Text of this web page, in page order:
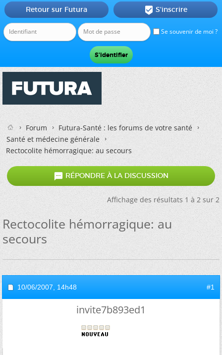
Se souvenir de moi ?
Retour sur Futura  S'inscrire
Forum
Futura-Santé : les forums de votre santé
Santé et médecine générale
Rectocolite hémorragique: au secours
 RÉPONDRE À LA DISCUSSION
Affichage des résultats 1 à 2 sur 2
Rectocolite hémorragique: au
secours
10/06/2007, 14h48 #1
invite7b893ed1